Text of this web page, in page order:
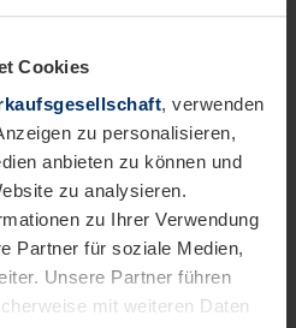
Cookies
, verwenden
zu personalisieren,
anbieten zu können und
zu analysieren.
zu Ihrer Verwendung
Partner für soziale Medien,
Unsere Partner führen
mit weiteren Daten